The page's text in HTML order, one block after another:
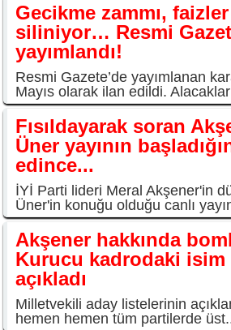
Gecikme zammı,
siliniyor… Resmi
yayımlandı!
Resmi Gazete’de yayımlanan
Mayıs olarak ilan edildi.
Fısıldayarak soran
Üner yayının
edince...
İYİ Parti lideri Meral Akşener'in
Üner'in konuğu olduğu canlı
Akşener hakkında
Kurucu kadrodaki isim
açıkladı
Milletvekili aday listelerinin
hemen hemen tüm partilerde